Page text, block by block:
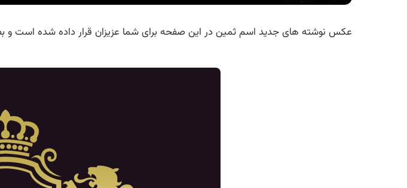
عکس نوشته های جدید اسم ثمین در این صفحه برای شما عزیزان قرار داده شده است و